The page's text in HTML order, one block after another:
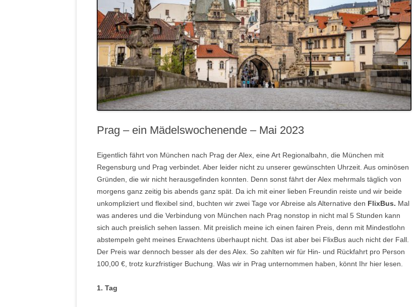
Prag – ein Mädelswochenende – Mai 2023
Eigentlich fährt von München nach Prag der Alex, eine Art Regionalbahn, die München mit
Regensburg und Prag verbindet. Aber leider nicht zu unserer gewünschten Uhrzeit. Aus ominösen
Gründen, die wir nicht herausgefinden konnten. Denn sonst fährt der Alex mehrmals täglich von
morgens ganz zeitig bis abends ganz spät. Da ich mit einer lieben Freundin reiste und wir beide
unkompliziert und flexibel sind, buchten wir zwei Tage vor Abreise als Alternative den FlixBus. Mal
was anderes und die Verbindung von München nach Prag nonstop in nicht mal 5 Stunden kann
sich auch preislich sehen lassen. Mit preislich meine ich einen fairen Preis, denn mit Mindestlohn
abstempeln geht meines Erwachtens überhaupt nicht. Das ist aber bei FlixBus auch nicht der Fall.
Der Preis war dennoch besser als der des Alex. So zahlten wir für Hin- und Rückfahrt pro Person
100,00 €, trotz kurzfristiger Buchung. Was wir in Prag unternommen haben, könnt Ihr hier lesen.
1. Tag